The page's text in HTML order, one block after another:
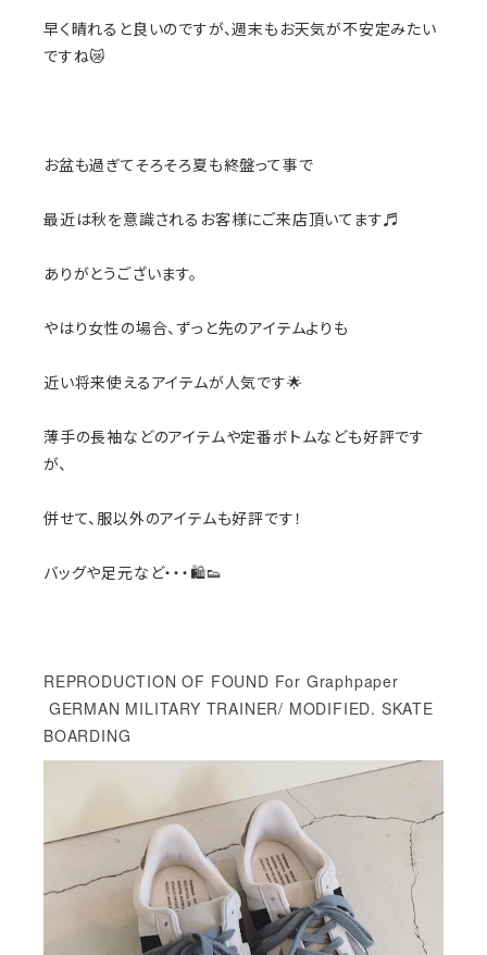
早く晴れると良いのですが、週末もお天気が不安定みたい
ですね😿
お盆も過ぎてそろそろ夏も終盤って事で
最近は秋を意識されるお客様にご来店頂いてます♬
ありがとうございます。
やはり女性の場合、ずっと先のアイテムよりも
近い将来使えるアイテムが人気です🌟
薄手の長袖などのアイテムや定番ボトムなども好評です
が、
併せて、服以外のアイテムも好評です！
バッグや足元など・・・🛍👟
REPRODUCTION OF FOUND For Graphpaper
GERMAN MILITARY TRAINER/ MODIFIED. SKATE
BOARDING